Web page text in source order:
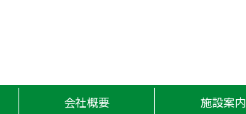
会社概要 施設案内